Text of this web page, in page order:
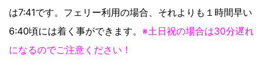
は7:41です。フェリー利用の場合、それよりも１時間早い
6:40頃には着く事ができます。 ※土日祝の場合は30分遅れ
になるのでご注意ください！